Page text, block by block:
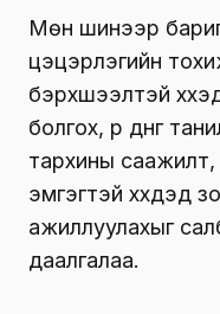
Мөн шинээр
цэцэрлэгийн
бэрхшээлтэй
болгох, үр дүнг
тархины
эмгэгтэй хүүхдэд
ажиллуулахыг
даалгалаа.